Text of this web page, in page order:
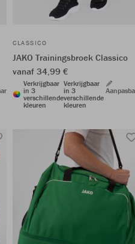
CLASSICO
JAKO Trainingsbroek Classico
vanaf 34,99 €
Verkrijgbaar
in 3
verschillende
kleuren
Verkrijgbaar
in 3
verschillende
kleuren